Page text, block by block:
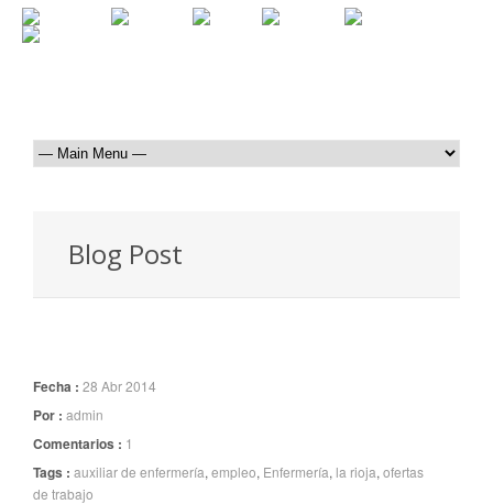
Blog Post
Fecha : 28 Abr 2014
Por : admin
Comentarios : 1
Tags : auxiliar de enfermería, empleo, Enfermería, la rioja, ofertas
de trabajo